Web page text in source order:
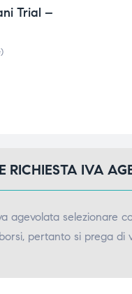
Trial –
RICHIESTA IVA
agevolata
pertanto si prega